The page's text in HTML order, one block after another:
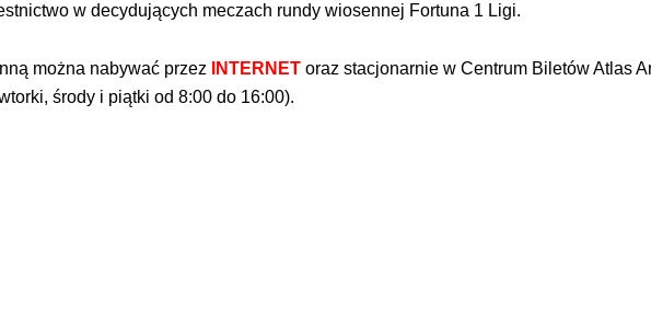
w decydujących meczach rundy wiosennej Fortuna 1 Ligi.
można nabywać przez INTERNET oraz stacjonarnie w Centrum Biletów Atlas
środy i piątki od 8:00 do 16:00).